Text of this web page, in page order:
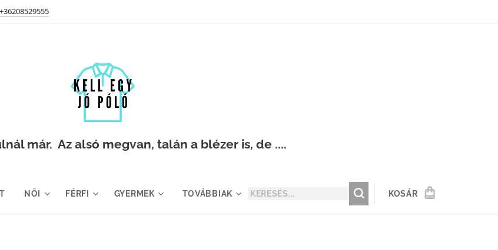
+36208529555
már. Az alsó megvan, talán a blézer is, de ....
NŐI FÉRFI GYERMEK TOVÁBBIAK KOSÁR